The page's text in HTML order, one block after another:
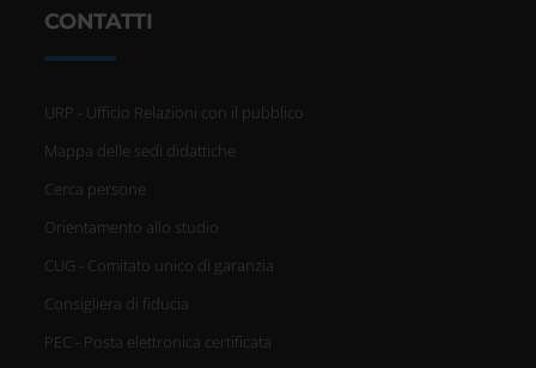
CONTATTI
URP - Ufficio Relazioni con il pubblico
Mappa delle sedi didattiche
Cerca persone
Orientamento allo studio
CUG - Comitato unico di garanzia
Consigliera di fiducia
PEC - Posta elettronica certificata